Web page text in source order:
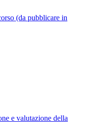
(da pubblicare in
e valutazione della